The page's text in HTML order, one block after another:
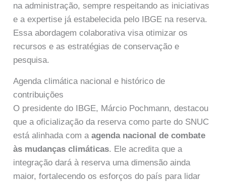
na administração, sempre respeitando as iniciativas
e a expertise já estabelecida pelo IBGE na reserva.
Essa abordagem colaborativa visa otimizar os
recursos e as estratégias de conservação e
pesquisa.
Agenda climática nacional e histórico de
contribuições
O presidente do IBGE, Márcio Pochmann, destacou
que a oficialização da reserva como parte do SNUC
está alinhada com aagenda nacional de combate
às mudanças climáticas. Ele acredita que a
integração dará à reserva uma dimensão ainda
maior, fortalecendo os esforços do país para lidar